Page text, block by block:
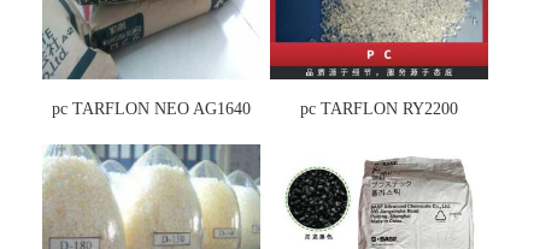
pc TARFLON NEO AG1640 pc TARFLON RY2200